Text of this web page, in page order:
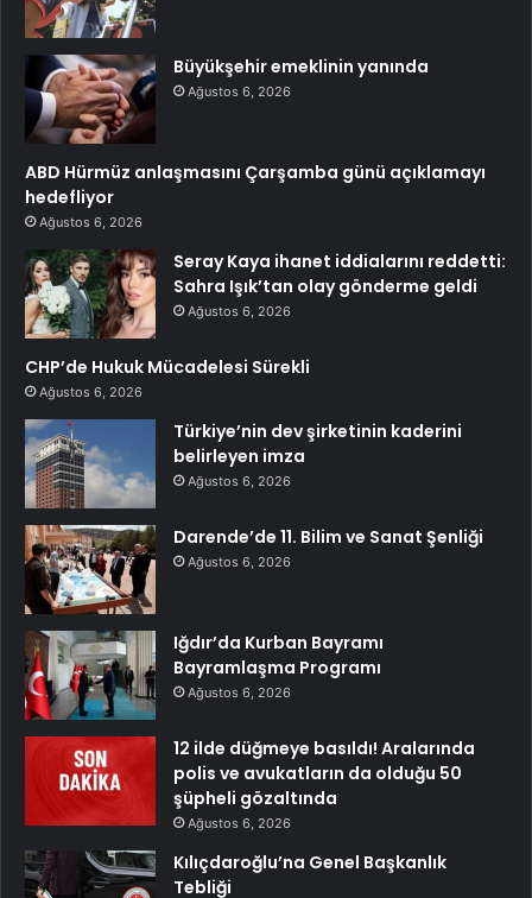
Büyükşehir emeklinin yanında
Ağustos 6, 2026
ABD Hürmüz anlaşmasını Çarşamba günü açıklamayı
hedefliyor
Ağustos 6, 2026
Seray Kaya ihanet iddialarını reddetti:
Sahra Işık’tan olay gönderme geldi
Ağustos 6, 2026
CHP’de Hukuk Mücadelesi Sürekli
Ağustos 6, 2026
Türkiye’nin dev şirketinin kaderini
belirleyen imza
Ağustos 6, 2026
Darende’de 11. Bilim ve Sanat Şenliği
Ağustos 6, 2026
Iğdır’da Kurban Bayramı
Bayramlaşma Programı
Ağustos 6, 2026
12 ilde düğmeye basıldı! Aralarında
polis ve avukatların da olduğu 50
şüpheli gözaltında
Ağustos 6, 2026
Kılıçdaroğlu’na Genel Başkanlık
Tebliği